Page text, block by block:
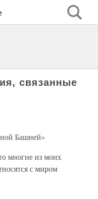
связанные
Башней»
многие из моих
с миром